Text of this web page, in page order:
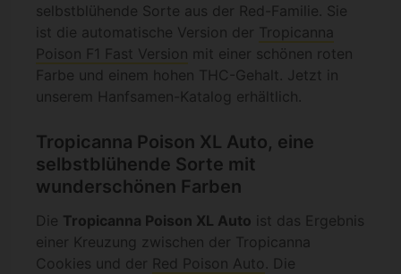
selbstblühende Sorte aus der Red-Familie. Sie
ist die automatische Version der
Tropicanna
Poison F1 Fast Version mit einer schönen roten
Farbe und einem hohen THC-Gehalt. Jetzt in
unserem Hanfsamen-Katalog erhältlich.
Tropicanna Poison XL Auto, eine
selbstblühende Sorte mit
wunderschönen Farben
Die Tropicanna Poison XL Auto ist das Ergebnis
einer Kreuzung zwischen der Tropicanna
Cookies und der Red Poison Auto . Die